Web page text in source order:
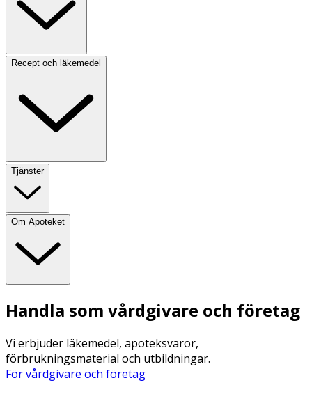
Recept och läkemedel
Tjänster
Om Apoteket
Handla som vårdgivare och företag
Vi erbjuder läkemedel, apoteksvaror,
förbrukningsmaterial och utbildningar.
För vårdgivare och företag